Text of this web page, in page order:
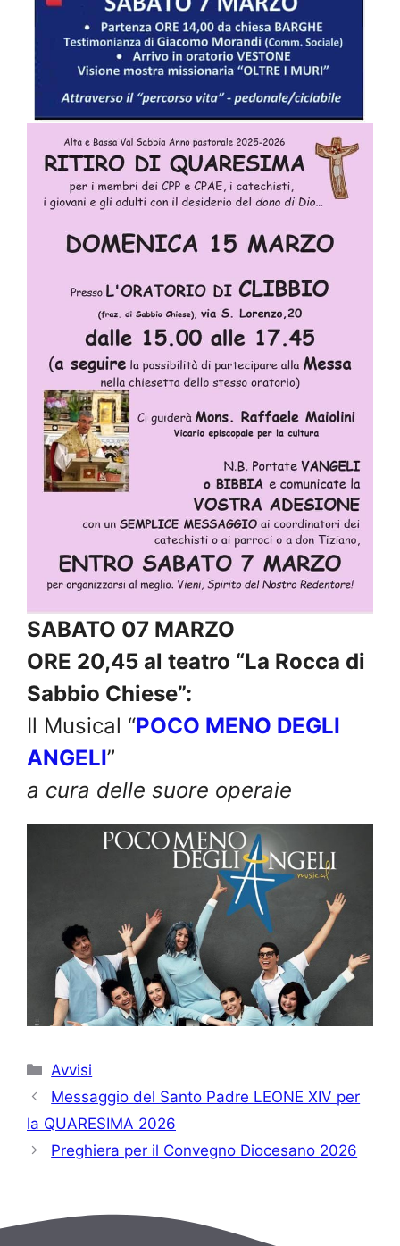
SABATO 07 MARZO
ORE 20,45 al teatro “La Rocca di
Sabbio Chiese”:
Il Musical “POCO MENO DEGLI
ANGELI”
a cura delle suore operaie
Categorie
Avvisi
Messaggio del Santo Padre LEONE XIV per
la QUARESIMA 2026
Preghiera per il Convegno Diocesano 2026